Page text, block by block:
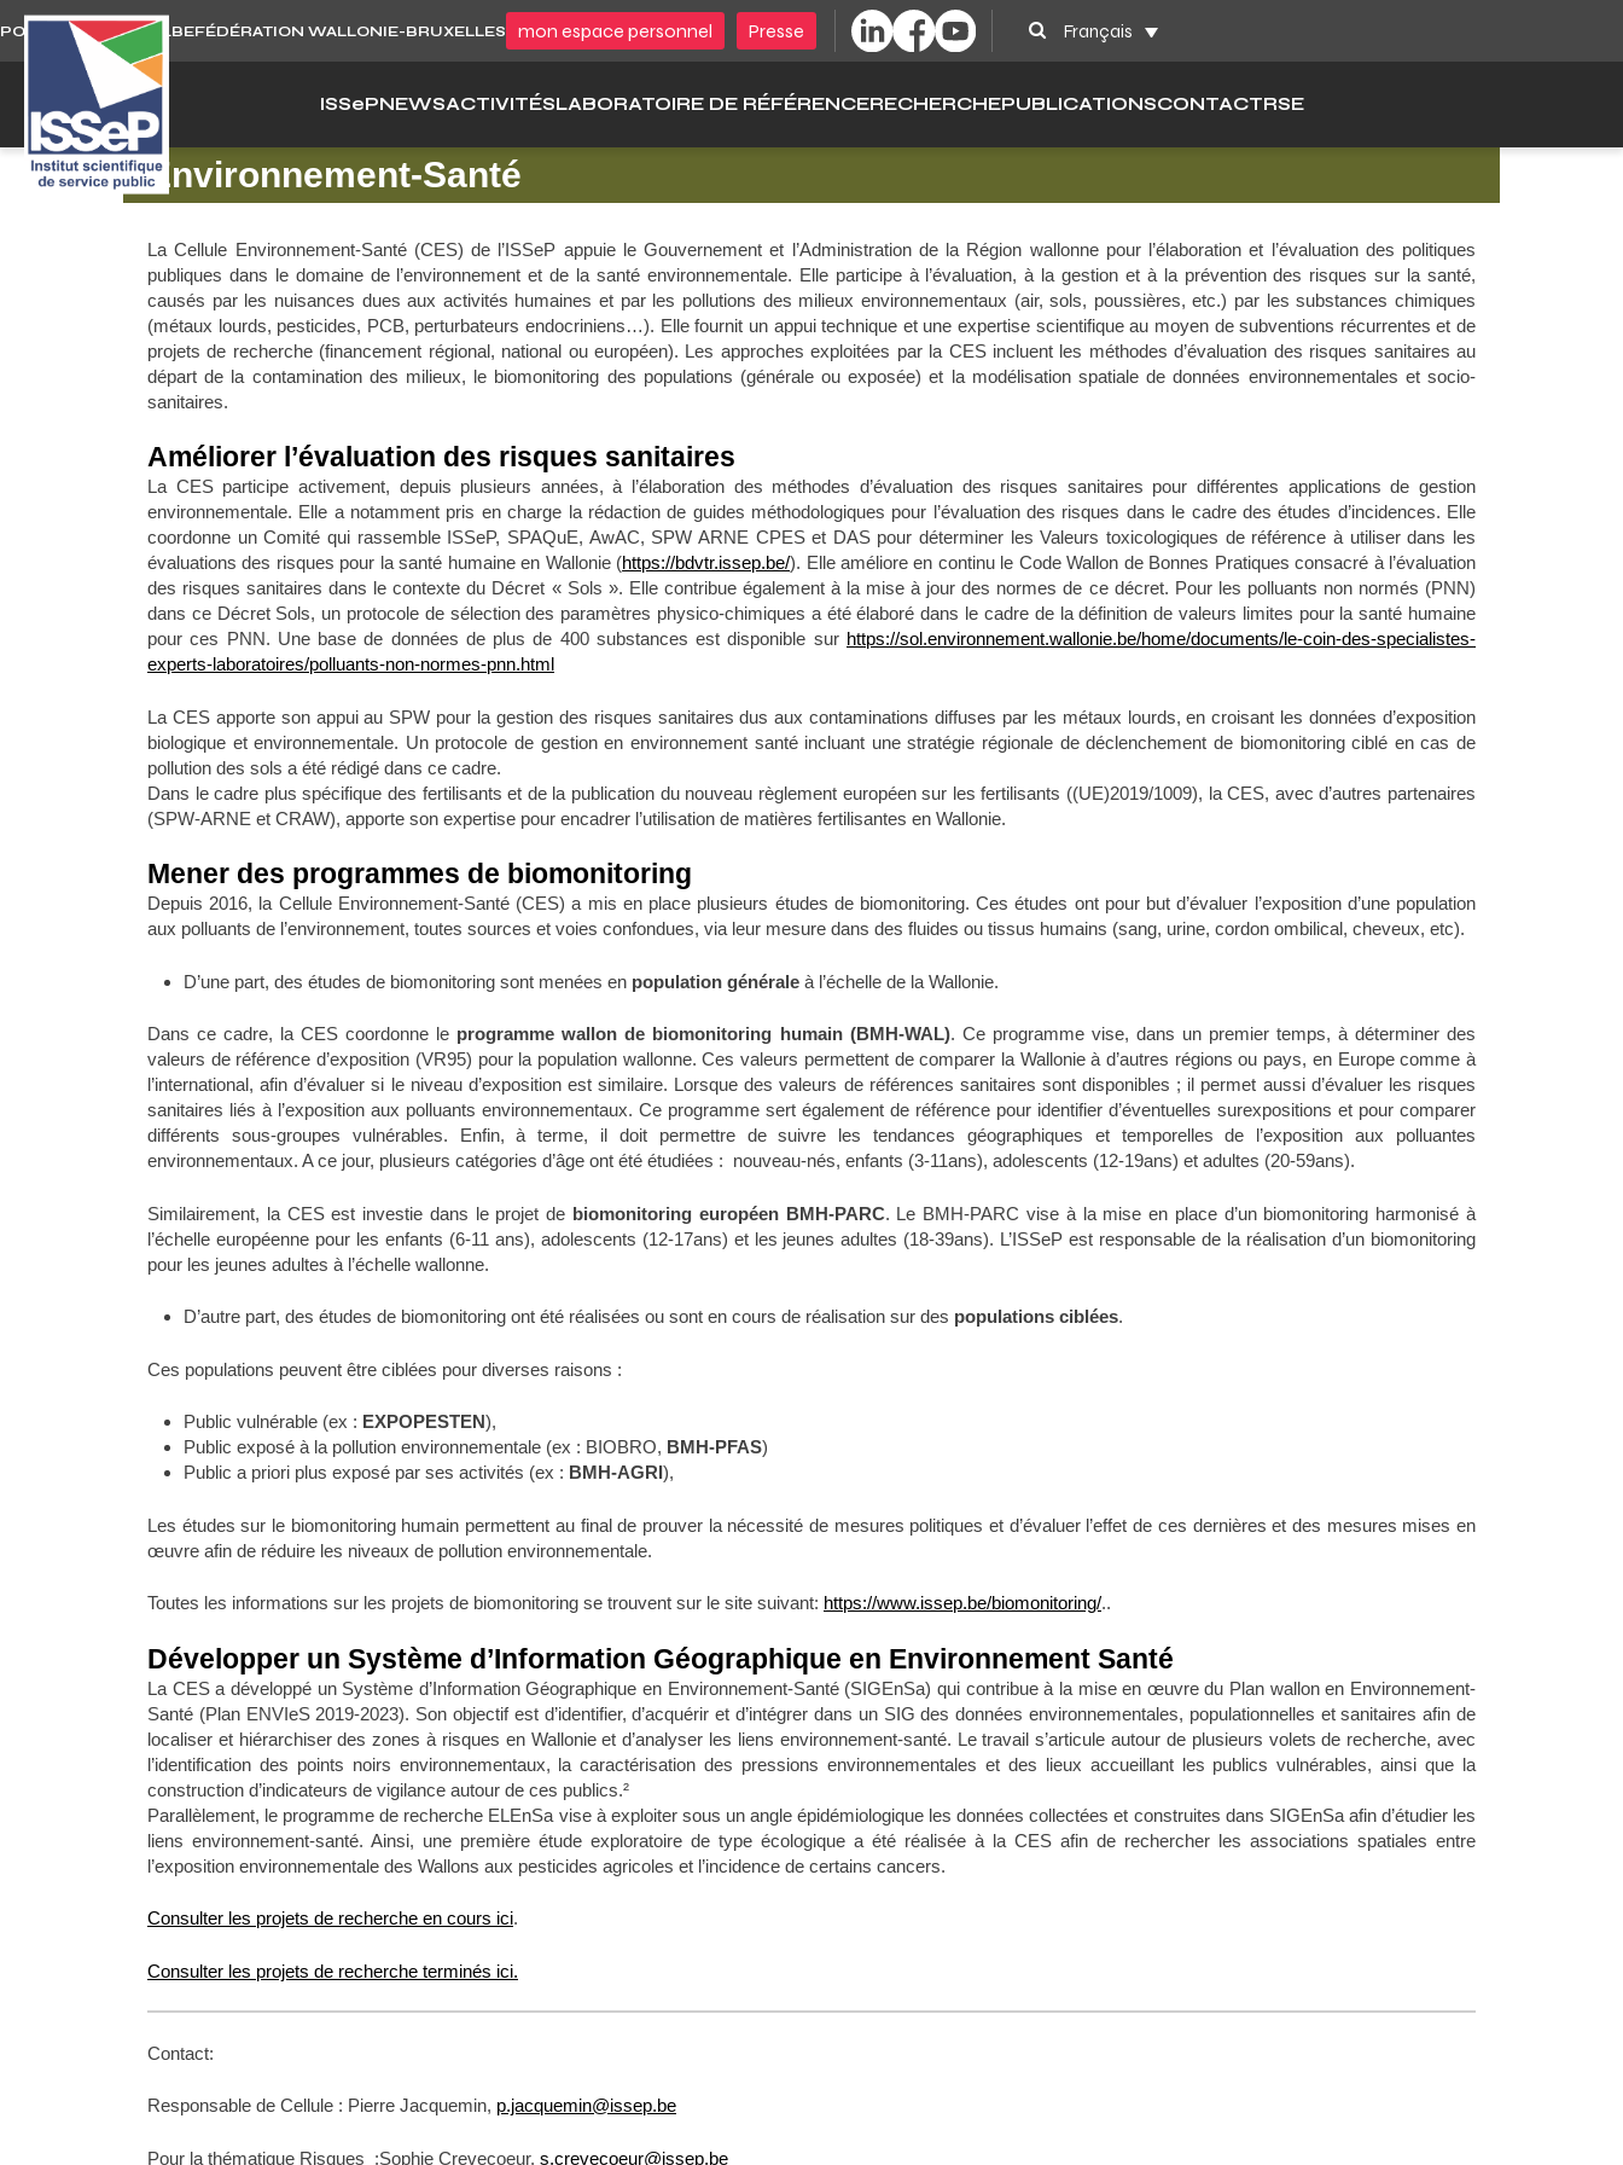
Skip
to
content
PORTAIL WALLONIE.BEFÉDÉRATION WALLONIE-BRUXELLES mon espace personnel Presse Search
Français
ISSePNEWSACTIVITÉSLABORATOIRE DE RÉFÉRENCERECHERCHEPUBLICATIONSCONTACTRSE
Environnement-Santé
La Cellule Environnement-Santé (CES) de l’ISSeP appuie le Gouvernement et l’Administration de la Région wallonne pour l’élaboration et l’évaluation des politiques
publiques dans le domaine de l’environnement et de la santé environnementale. Elle participe à l’évaluation, à la gestion et à la prévention des risques sur la santé,
causés par les nuisances dues aux activités humaines et par les pollutions des milieux environnementaux (air, sols, poussières, etc.) par les substances chimiques
(métaux lourds, pesticides, PCB, perturbateurs endocriniens…). Elle fournit un appui technique et une expertise scientifique au moyen de subventions récurrentes et de
projets de recherche (financement régional, national ou européen). Les approches exploitées par la CES incluent les méthodes d’évaluation des risques sanitaires au
départ de la contamination des milieux, le biomonitoring des populations (générale ou exposée) et la modélisation spatiale de données environnementales et socio-
sanitaires.
Améliorer l’évaluation des risques sanitaires
La CES participe activement, depuis plusieurs années, à l’élaboration des méthodes d’évaluation des risques sanitaires pour différentes applications de gestion
environnementale. Elle a notamment pris en charge la rédaction de guides méthodologiques pour l’évaluation des risques dans le cadre des études d’incidences. Elle
coordonne un Comité qui rassemble ISSeP, SPAQuE, AwAC, SPW ARNE CPES et DAS pour déterminer les Valeurs toxicologiques de référence à utiliser dans les
évaluations des risques pour la santé humaine en Wallonie (https://bdvtr.issep.be/). Elle améliore en continu le Code Wallon de Bonnes Pratiques consacré à l’évaluation
des risques sanitaires dans le contexte du Décret « Sols ». Elle contribue également à la mise à jour des normes de ce décret. Pour les polluants non normés (PNN)
dans ce Décret Sols, un protocole de sélection des paramètres physico-chimiques a été élaboré dans le cadre de la définition de valeurs limites pour la santé humaine
pour ces PNN. Une base de données de plus de 400 substances est disponible sur https://sol.environnement.wallonie.be/home/documents/le-coin-des-specialistes-
experts-laboratoires/polluants-non-normes-pnn.html
La CES apporte son appui au SPW pour la gestion des risques sanitaires dus aux contaminations diffuses par les métaux lourds, en croisant les données d’exposition
biologique et environnementale. Un protocole de gestion en environnement santé incluant une stratégie régionale de déclenchement de biomonitoring ciblé en cas de
pollution des sols a été rédigé dans ce cadre.
Dans le cadre plus spécifique des fertilisants et de la publication du nouveau règlement européen sur les fertilisants ((UE)2019/1009), la CES, avec d’autres partenaires
(SPW-ARNE et CRAW), apporte son expertise pour encadrer l’utilisation de matières fertilisantes en Wallonie.
Mener des programmes de biomonitoring
Depuis 2016, la Cellule Environnement-Santé (CES) a mis en place plusieurs études de biomonitoring. Ces études ont pour but d’évaluer l’exposition d’une population
aux polluants de l’environnement, toutes sources et voies confondues, via leur mesure dans des fluides ou tissus humains (sang, urine, cordon ombilical, cheveux, etc).
D’une part, des études de biomonitoring sont menées en population générale à l’échelle de la Wallonie.
Dans ce cadre, la CES coordonne le programme wallon de biomonitoring humain (BMH-WAL). Ce programme vise, dans un premier temps, à déterminer des
valeurs de référence d’exposition (VR95) pour la population wallonne. Ces valeurs permettent de comparer la Wallonie à d’autres régions ou pays, en Europe comme à
l’international, afin d’évaluer si le niveau d’exposition est similaire. Lorsque des valeurs de références sanitaires sont disponibles ; il permet aussi d’évaluer les risques
sanitaires liés à l’exposition aux polluants environnementaux. Ce programme sert également de référence pour identifier d’éventuelles surexpositions et pour comparer
différents sous-groupes vulnérables. Enfin, à terme, il doit permettre de suivre les tendances géographiques et temporelles de l’exposition aux polluantes
environnementaux. A ce jour, plusieurs catégories d’âge ont été étudiées : nouveau-nés, enfants (3-11ans), adolescents (12-19ans) et adultes (20-59ans).
Similairement, la CES est investie dans le projet de biomonitoring européen BMH-PARC. Le BMH-PARC vise à la mise en place d’un biomonitoring harmonisé à
l’échelle européenne pour les enfants (6-11 ans), adolescents (12-17ans) et les jeunes adultes (18-39ans). L’ISSeP est responsable de la réalisation d’un biomonitoring
pour les jeunes adultes à l’échelle wallonne.
D’autre part, des études de biomonitoring ont été réalisées ou sont en cours de réalisation sur des populations ciblées.
Ces populations peuvent être ciblées pour diverses raisons :
Public vulnérable (ex : EXPOPESTEN),
Public exposé à la pollution environnementale (ex : BIOBRO, BMH-PFAS)
Public a priori plus exposé par ses activités (ex : BMH-AGRI),
Les études sur le biomonitoring humain permettent au final de prouver la nécessité de mesures politiques et d’évaluer l’effet de ces dernières et des mesures mises en
œuvre afin de réduire les niveaux de pollution environnementale.
Toutes les informations sur les projets de biomonitoring se trouvent sur le site suivant: https://www.issep.be/biomonitoring/..
Développer un Système d’Information Géographique en Environnement Santé
La CES a développé un Système d’Information Géographique en Environnement-Santé (SIGEnSa) qui contribue à la mise en œuvre du Plan wallon en Environnement-
Santé (Plan ENVIeS 2019-2023). Son objectif est d’identifier, d’acquérir et d’intégrer dans un SIG des données environnementales, populationnelles et sanitaires afin de
localiser et hiérarchiser des zones à risques en Wallonie et d’analyser les liens environnement-santé. Le travail s’articule autour de plusieurs volets de recherche, avec
l’identification des points noirs environnementaux, la caractérisation des pressions environnementales et des lieux accueillant les publics vulnérables, ainsi que la
construction d’indicateurs de vigilance autour de ces publics.²
Parallèlement, le programme de recherche ELEnSa vise à exploiter sous un angle épidémiologique les données collectées et construites dans SIGEnSa afin d’étudier les
liens environnement-santé. Ainsi, une première étude exploratoire de type écologique a été réalisée à la CES afin de rechercher les associations spatiales entre
l’exposition environnementale des Wallons aux pesticides agricoles et l’incidence de certains cancers.
Consulter les projets de recherche en cours ici.
Consulter les projets de recherche terminés ici.
Contact:
Responsable de Cellule : Pierre Jacquemin, p.jacquemin@issep.be
Pour la thématique Risques :Sophie Crevecoeur, s.crevecoeur@issep.be